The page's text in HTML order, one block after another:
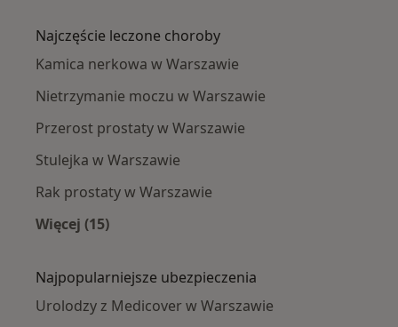
Najczęście leczone choroby
Kamica nerkowa w Warszawie
Nietrzymanie moczu w Warszawie
Przerost prostaty w Warszawie
Stulejka w Warszawie
Rak prostaty w Warszawie
Więcej (15)
Najpopularniejsze ubezpieczenia
Urolodzy z Medicover w Warszawie